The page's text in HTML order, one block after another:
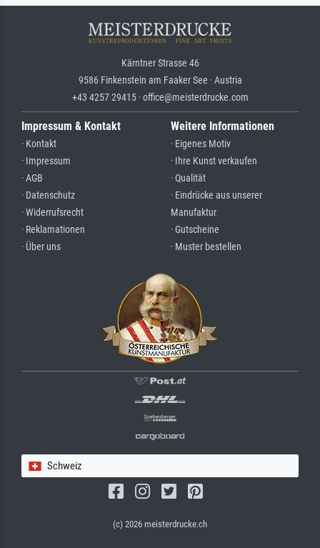
Kärntner Strasse 46
9586 Finkenstein am Faaker See · Austria
+43 4257 29415 · office@meisterdrucke.com
Impressum & Kontakt
· Kontakt
· Impressum
· AGB
· Datenschutz
· Widerrufsrecht
· Reklamationen
· Über uns
Weitere Informationen
· Eigenes Motiv
· Ihre Kunst verkaufen
· Qualität
· Eindrücke aus unserer
Manufaktur
· Gutscheine
· Muster bestellen
Schweiz
(c) 2026 meisterdrucke.ch